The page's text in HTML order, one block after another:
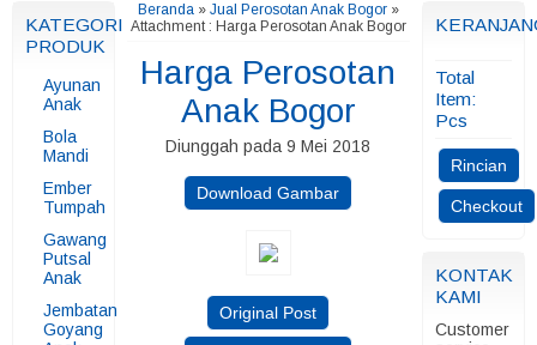
KATEGORI
PRODUK
Ayunan
Anak
Bola
Mandi
Ember
Tumpah
Gawang
Putsal
Anak
Jembatan
Goyang
Beranda» Jual Perosotan Anak Bogor»
Attachment : Harga Perosotan Anak Bogor
Harga Perosotan
Anak Bogor
Diunggah pada 9 Mei 2018
Download Gambar
Original Post
Total
Item:
Pcs
Rincian
Checkout
KONTAK
KAMI
Customer